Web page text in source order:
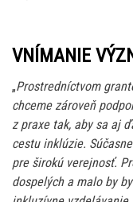
VNÍMANIE
„Prostredníctvom
chceme zároveň
z praxe tak, aby sa aj
cestu inklúzie.
pre širokú verejnosť.
dospelých a malo by